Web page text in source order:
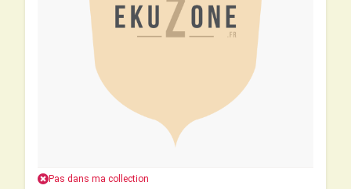
Pas dans ma collection